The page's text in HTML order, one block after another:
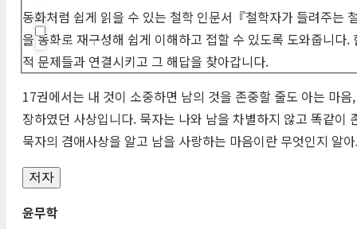
Hidden label
동화처럼 쉽게 읽을 수 있는 철학 인문서『철학자가 들려주
을 동화로 재구성해 쉽게 이해하고 접할 수 있도록 도와줍니
적 문제들과 연결시키고 그 해답을 찾아갑니다.
17권에서는 내 것이 소중하면 남의 것을 존중할 줄도 아는 마
장하였던 사상입니다. 묵자는 나와 남을 차별하지 않고 똑같
묵자의 겸애사상을 알고 남을 사랑하는 마음이란 무엇인지 알
저자
윤무학